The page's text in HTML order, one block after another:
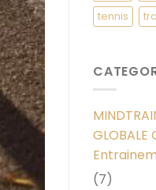
tennis
GLOBALE
(7)